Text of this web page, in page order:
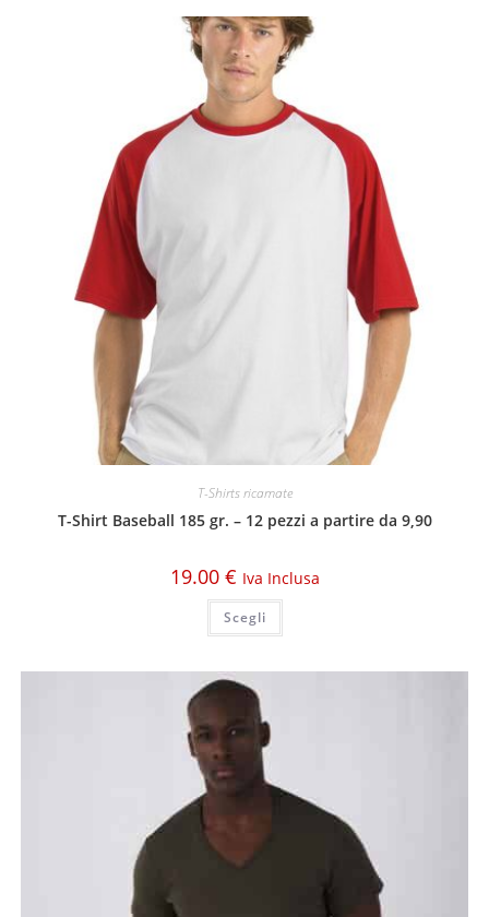
T-Shirts ricamate
T-Shirt Baseball 185 gr. – 12 pezzi a partire da 9,90
19.00 € Iva Inclusa
Scegli